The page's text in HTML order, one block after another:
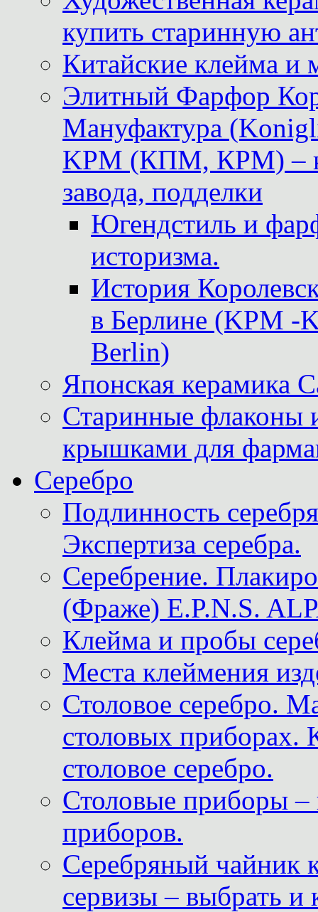
купить старинную
Китайские клейма и
Элитный Фарфор
Мануфактура
KPM (КПМ, КРМ) –
завода, подделки
Югендстиль и
историзма.
История
в Берлине (KPM -
Berlin)
Японская керамика
Старинные флаконы
крышками для
Серебро
Подлинность
Экспертиза серебра.
Серебрение.
(Фраже) E.P.N.S.
Клейма и пробы
Места клеймения
Столовое серебро.
столовых приборах.
столовое серебро.
Столовые приборы –
приборов.
Серебряный чайник
сервизы – выбрать и